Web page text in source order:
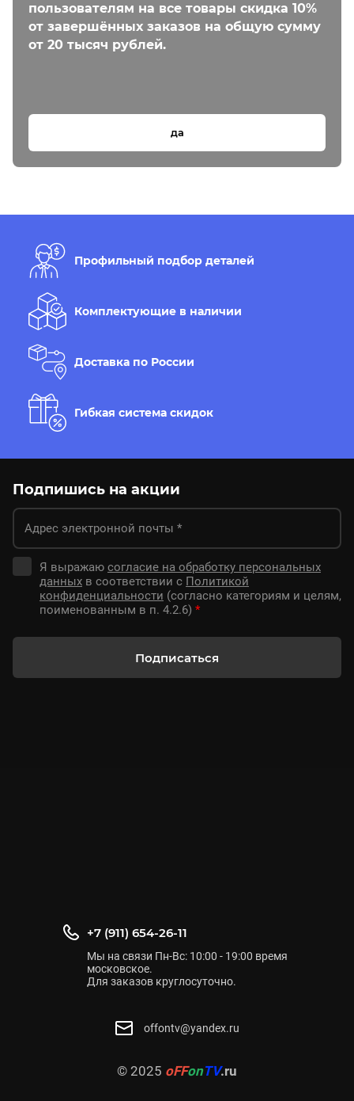
пользователям на все товары скидка 10%
от завершённых заказов на общую сумму
от 20 тысяч рублей.
да
Профильный подбор деталей
Комплектующие в наличии
Доставка по России
Гибкая система скидок
Подпишись на акции
Я выражаю согласие на обработку персональных
данных в соответствии с Политикой
конфиденциальности (согласно категориям и целям,
поименованным в п. 4.2.6) *
Подписаться
© 2025 oFFonTV.ru
+7 (911) 654-26-11
Мы на связи Пн-Вс: 10:00 - 19:00 время
московское.
Для заказов круглосуточно.
offontv@yandex.ru